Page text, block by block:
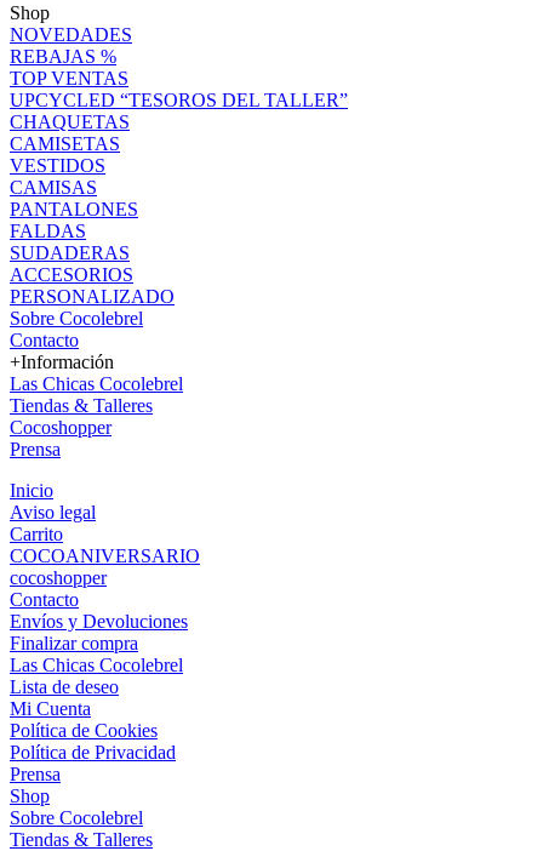
Shop
NOVEDADES
REBAJAS %
TOP VENTAS
UPCYCLED “TESOROS DEL TALLER”
CHAQUETAS
CAMISETAS
VESTIDOS
CAMISAS
PANTALONES
FALDAS
SUDADERAS
ACCESORIOS
PERSONALIZADO
Sobre Cocolebrel
Contacto
+Información
Las Chicas Cocolebrel
Tiendas & Talleres
Cocoshopper
Prensa
Inicio
Aviso legal
Carrito
COCOANIVERSARIO
cocoshopper
Contacto
Envíos y Devoluciones
Finalizar compra
Las Chicas Cocolebrel
Lista de deseo
Mi Cuenta
Política de Cookies
Política de Privacidad
Prensa
Shop
Sobre Cocolebrel
Tiendas & Talleres